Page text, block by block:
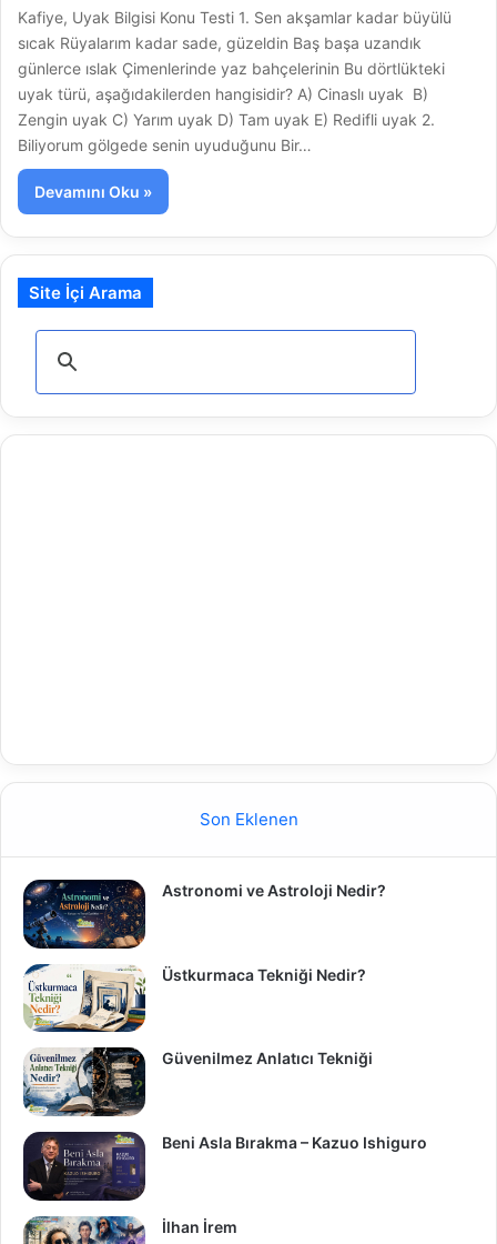
Kafiye, Uyak Bilgisi Konu Testi 1. Sen akşamlar kadar büyülü
sıcak Rüyalarım kadar sade, güzeldin Baş başa uzandık
günlerce ıslak Çimenlerinde yaz bahçelerinin Bu dörtlükteki
uyak türü, aşağıdakilerden hangisidir? A) Cinaslı uyak B)
Zengin uyak C) Yarım uyak D) Tam uyak E) Redifli uyak 2.
Biliyorum gölgede senin uyuduğunu Bir…
Devamını Oku »
Site İçi Arama
Son Eklenen
Astronomi ve Astroloji Nedir?
Üstkurmaca Tekniği Nedir?
Güvenilmez Anlatıcı Tekniği
Beni Asla Bırakma – Kazuo Ishiguro
İlhan İrem